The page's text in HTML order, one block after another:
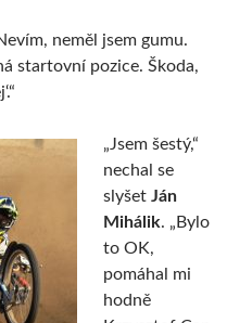
neměl jsem gumu.
startovní pozice. Škoda,
„Jsem šestý,“
nechal se
slyšet Ján
Mihálik. „Bylo
to OK,
pomáhal mi
hodně